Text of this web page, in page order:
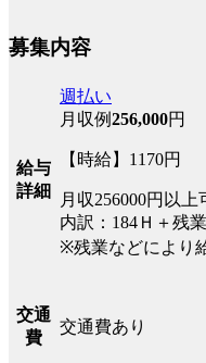
募集内容
給与
詳細
週払い
月収例256,000円
【時給】1170円
月収256000円以上
内訳：184Ｈ＋残
※残業などにより
交通
費
交通費あり